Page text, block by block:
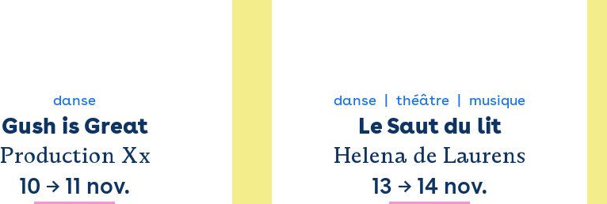
danse
Gush is Great
Production Xx
10 → 11 nov.
danse théâtre musique
Le Saut du lit
Helena de Laurens
13 → 14 nov.